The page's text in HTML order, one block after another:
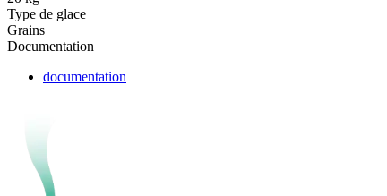
Type de glace
Grains
Documentation
documentation